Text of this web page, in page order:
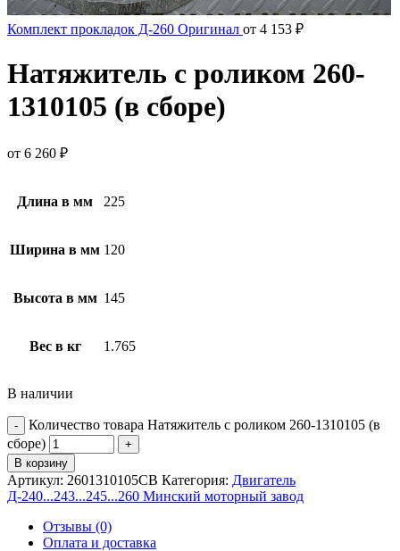
Комплект прокладок Д-260 Оригинал от 4 153 ₽
Натяжитель с роликом 260-
1310105 (в сборе)
от 6 260 ₽
Длина в мм 225
Ширина в мм 120
Высота в мм 145
Вес в кг 1.765
В наличии
Количество товара Натяжитель с роликом 260-1310105 (в
сборе)
В корзину
Артикул: 2601310105CB Категория: Двигатель
Д-240...243...245...260 Минский моторный завод
Отзывы (0)
Оплата и доставка